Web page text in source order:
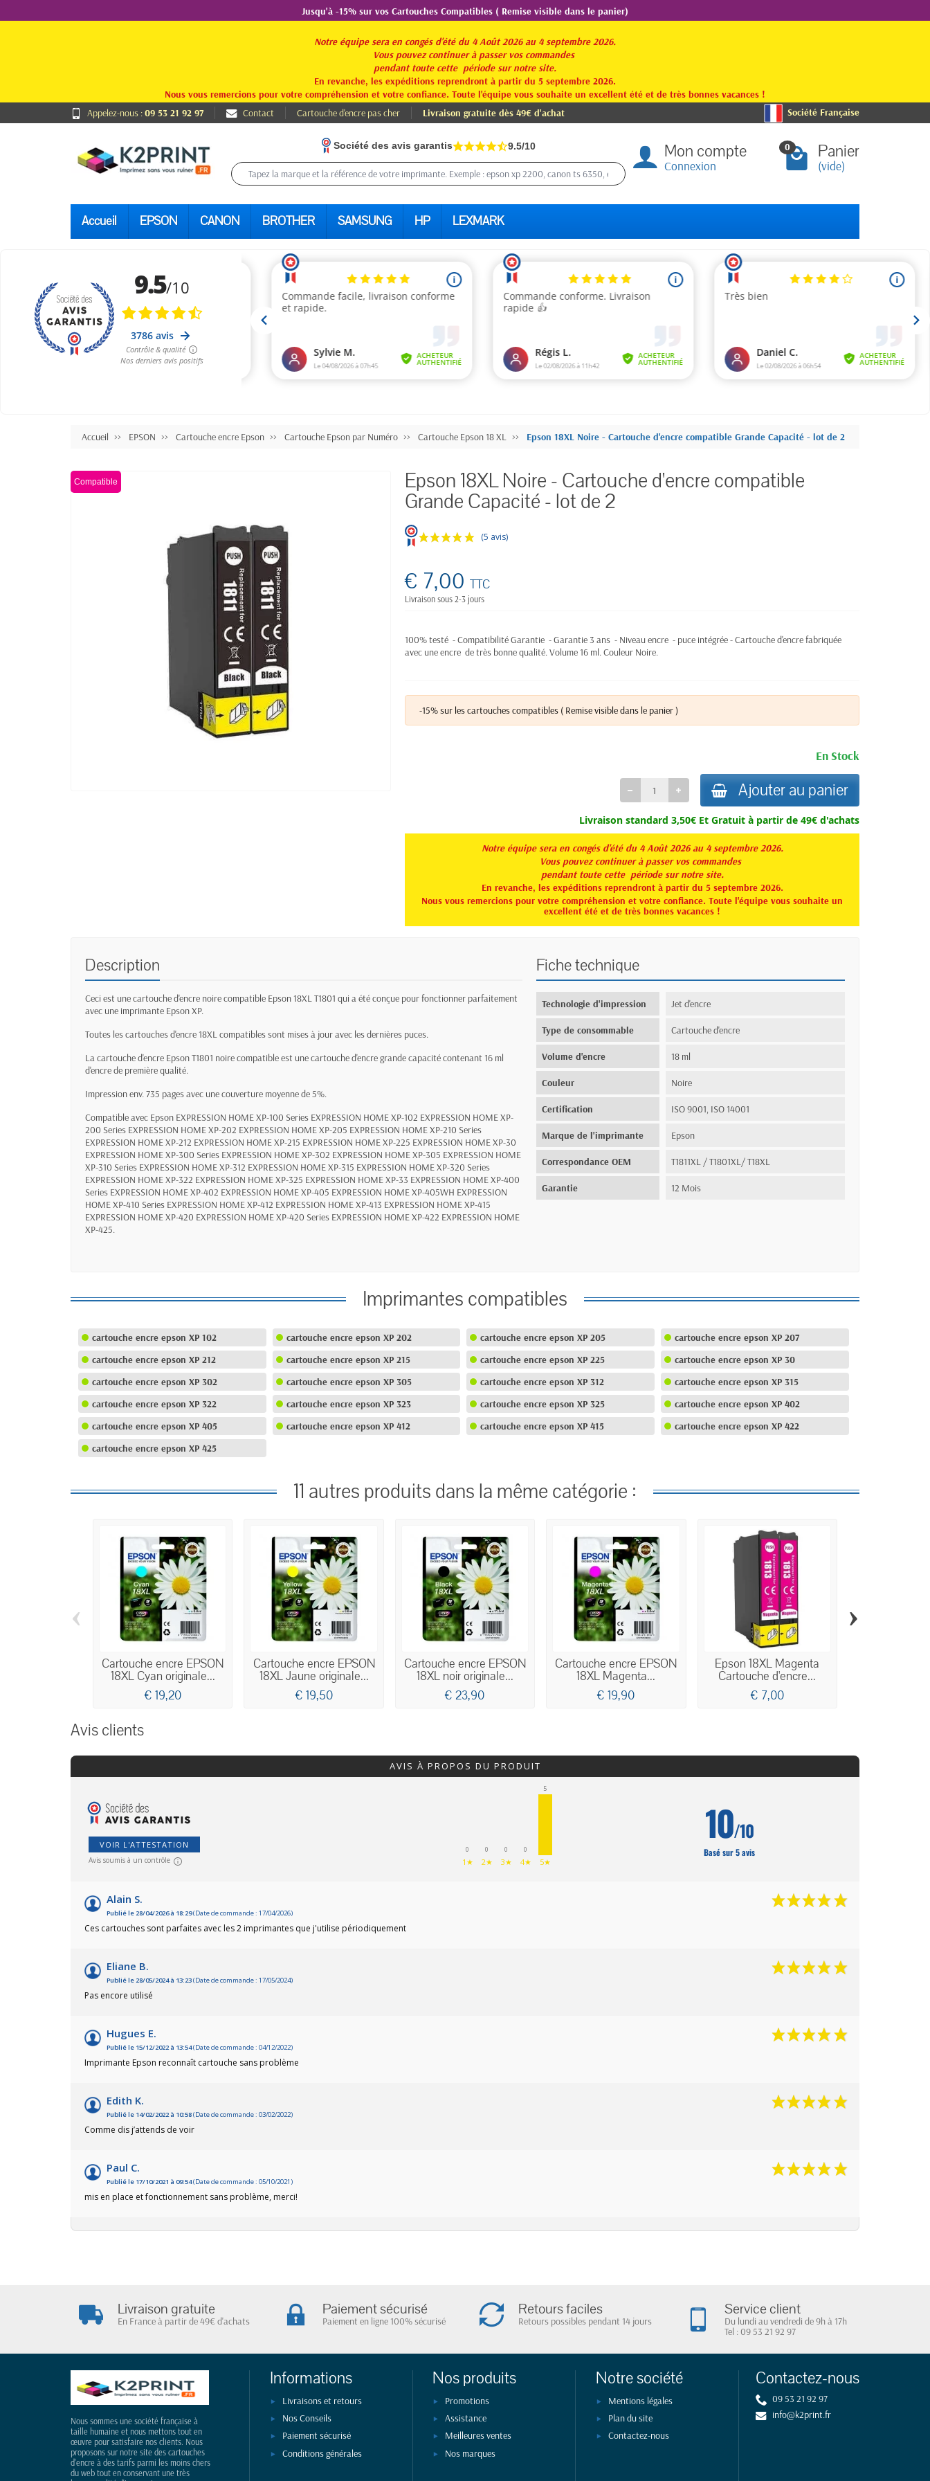
Jusqu'à -15% sur vos Cartouches Compatibles ( Remise visible dans le panier)
Notre équipe sera en congés d'été du 4 Août 2026 au 4 septembre 2026.
Vous pouvez continuer à passer vos commandes
pendant toute cette période sur notre site.
En revanche, les expéditions reprendront à partir du 5 septembre 2026.
Nous vous remercions pour votre compréhension et votre confiance. Toute l'équipe vous souhaite un excellent été et de très bonnes vacances !
Appelez-nous :09 53 21 92 97 Contact Cartouche d'encre pas cher Livraison gratuite dès 49€ d'achat Société Française
Société des avis garantis 9.5/10 Mon compte
Connexion
0 Panier
(vide)
Accueil EPSON CANON BROTHER SAMSUNG HP LEXMARK
Accueil EPSON Cartouche encre Epson Cartouche Epson par Numéro Cartouche Epson 18 XL Epson 18XL Noire - Cartouche d'encre compatible Grande Capacité - lot de 2
Compatible Epson 18XL Noire - Cartouche d'encre compatible
Grande Capacité - lot de 2
(5 avis)
€ 7,00TTC
Livraison sous 2-3 jours
100% testé - Compatibilité Garantie - Garantie 3 ans - Niveau encre - puce intégrée -Cartouche d'encre fabriquée
avec une encre de très bonne qualité. Volume 16 ml. Couleur Noire.
-15% sur les cartouches compatibles ( Remise visible dans le panier )
En Stock
Ajouter au panier
Livraison standard 3,50€ Et Gratuit à partir de 49€ d'achats
Notre équipe sera en congés d'été du 4 Août 2026 au 4 septembre 2026.
Vous pouvez continuer à passer vos commandes
pendant toute cette période sur notre site.
En revanche, les expéditions reprendront à partir du 5 septembre 2026.
Nous vous remercions pour votre compréhension et votre confiance. Toute l'équipe vous souhaite un
excellent été et de très bonnes vacances !
Description
Ceci est une cartouche d'encre noire compatible Epson 18XL T1801 qui a été conçue pour fonctionner parfaitement
avec une imprimante Epson XP.
Toutes les cartouches d'encre 18XL compatibles sont mises à jour avec les dernières puces.
La cartouche d'encre Epson T1801 noire compatible est une cartouche d'encre grande capacité contenant 16 ml
d'encre de première qualité.
Impression env. 735 pages avec une couverture moyenne de 5%.
Compatible avec Epson EXPRESSION HOME XP-100 Series EXPRESSION HOME XP-102 EXPRESSION HOME XP-
200 Series EXPRESSION HOME XP-202 EXPRESSION HOME XP-205 EXPRESSION HOME XP-210 Series
EXPRESSION HOME XP-212 EXPRESSION HOME XP-215 EXPRESSION HOME XP-225 EXPRESSION HOME XP-30
EXPRESSION HOME XP-300 Series EXPRESSION HOME XP-302 EXPRESSION HOME XP-305 EXPRESSION HOME
XP-310 Series EXPRESSION HOME XP-312 EXPRESSION HOME XP-315 EXPRESSION HOME XP-320 Series
EXPRESSION HOME XP-322 EXPRESSION HOME XP-325 EXPRESSION HOME XP-33 EXPRESSION HOME XP-400
Series EXPRESSION HOME XP-402 EXPRESSION HOME XP-405 EXPRESSION HOME XP-405WH EXPRESSION
HOME XP-410 Series EXPRESSION HOME XP-412 EXPRESSION HOME XP-413 EXPRESSION HOME XP-415
EXPRESSION HOME XP-420 EXPRESSION HOME XP-420 Series EXPRESSION HOME XP-422 EXPRESSION HOME
XP-425.
Fiche technique
Technologie d'impression Jet d'encre
Type de consommable Cartouche d'encre
Volume d'encre 18 ml
Couleur Noire
Certification ISO 9001, ISO 14001
Marque de l'imprimante Epson
Correspondance OEM T1811XL / T1801XL/ T18XL
Garantie 12 Mois
Imprimantes compatibles
cartouche encre epson XP 102 cartouche encre epson XP 202 cartouche encre epson XP 205
cartouche encre epson XP 207
cartouche encre epson XP 212
cartouche encre epson XP 215 cartouche encre epson XP 225
cartouche encre epson XP 30
cartouche encre epson XP 302
cartouche encre epson XP 305 cartouche encre epson XP 312
cartouche encre epson XP 315
cartouche encre epson XP 322
cartouche encre epson XP 323 cartouche encre epson XP 325
cartouche encre epson XP 402
cartouche encre epson XP 405
cartouche encre epson XP 412 cartouche encre epson XP 415
cartouche encre epson XP 422
cartouche encre epson XP 425
11 autres produits dans la même catégorie :
Cartouche encre EPSON
18XL Cyan originale...
€ 19,20
Cartouche encre EPSON
18XL Jaune originale...
€ 19,50
Cartouche encre EPSON
18XL noir originale...
€ 23,90
Cartouche encre EPSON
18XL Magenta...
€ 19,90
Epson 18XL Magenta
Cartouche d'encre...
€ 7,00
‹ ›
Avis clients
AVIS À PROPOS DU PRODUIT
VOIR L'ATTESTATION
Avis soumis à un contrôle
0
1★
0
2★
0
3★
0
4★
5
5★
10/10
Basé sur 5 avis
Alain S.
Publié le 28/04/2026 à 18:29(Date de commande : 17/04/2026)
Ces cartouches sont parfaites avec les 2 imprimantes que j'utilise périodiquement
Eliane B.
Publié le 28/05/2024 à 13:23(Date de commande : 17/05/2024)
Pas encore utilisé
Hugues E.
Publié le 15/12/2022 à 13:54(Date de commande : 04/12/2022)
Imprimante Epson reconnaît cartouche sans problème
Edith K.
Publié le 14/02/2022 à 10:58(Date de commande : 03/02/2022)
Comme dis j’attends de voir
Paul C.
Publié le 17/10/2021 à 09:54(Date de commande : 05/10/2021)
mis en place et fonctionnement sans problème, merci!
Livraison gratuite
En France à partir de 49€ d'achats
Paiement sécurisé
Paiement en ligne 100% sécurisé
Retours faciles
Retours possibles pendant 14 jours
Service client
Du lundi au vendredi de 9h à 17h
Tel : 09 53 21 92 97
Nous sommes une société française à
taille humaine et nous mettons tout en
œuvre pour satisfaire nos clients. Nous
proposons sur notre site des cartouches
d'encre à des tarifs parmi les moins chers
du web tout en conservant une très
Informations
Livraisons et retours
Nos Conseils
Paiement sécurisé
Conditions générales
Nos produits
Promotions
Assistance
Meilleures ventes
Nos marques
Notre société
Mentions légales
Plan du site
Contactez-nous
Contactez-nous
09 53 21 92 97
info@k2print.fr